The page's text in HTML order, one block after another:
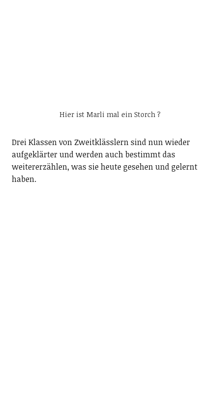
Hier ist Marli mal ein Storch ?
Drei Klassen von Zweitklässlern sind nun wieder
aufgeklärter und werden auch bestimmt das
weitererzählen, was sie heute gesehen und gelernt
haben.